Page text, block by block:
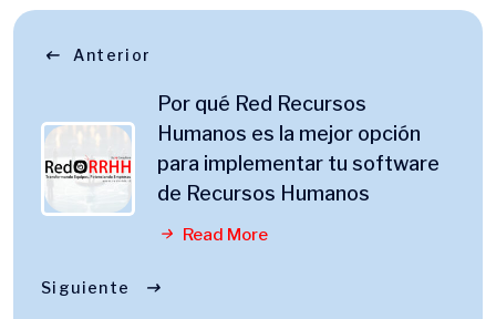
Anterior
Por qué Red Recursos
Humanos es la mejor opción
para implementar tu software
de Recursos Humanos
Read More
Siguiente